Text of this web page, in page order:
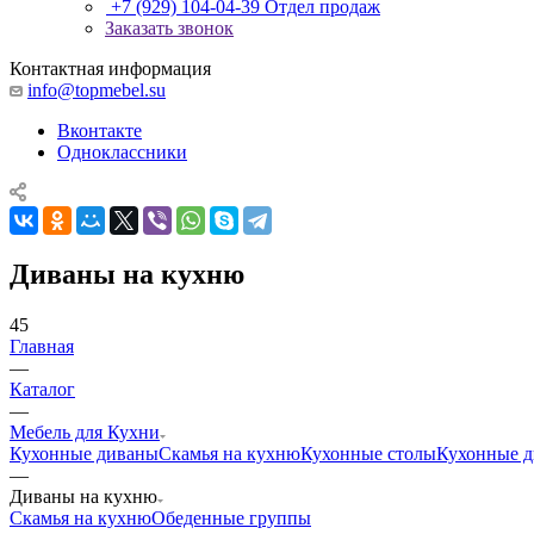
+7 (929) 104-04-39 Отдел продаж
Заказать звонок
Контактная информация
info@topmebel.su
Вконтакте
Одноклассники
Диваны на кухню
45
Главная
—
Каталог
—
Мебель для Кухни
Кухонные диваныСкамья на кухнюКухонные столыКухонные
—
Диваны на кухню
Скамья на кухнюОбеденные группы